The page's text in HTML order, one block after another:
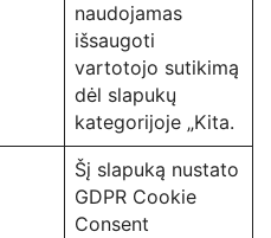
naudojamas
išsaugoti
vartotojo sutikimą
dėl slapukų
kategorijoje „Kita.
Šį slapuką nustato
GDPR Cookie
Consent